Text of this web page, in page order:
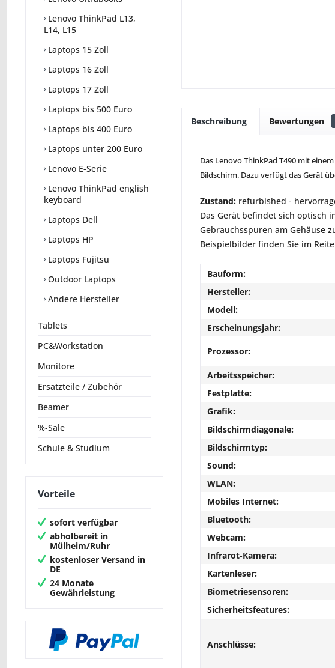
Lenovo ThinkPad L13,
L14, L15
Laptops 15 Zoll
Laptops 16 Zoll
Laptops 17 Zoll
Laptops bis 500 Euro
Laptops bis 400 Euro
Laptops unter 200 Euro
Lenovo E-Serie
Lenovo ThinkPad english
keyboard
Laptops Dell
Laptops HP
Laptops Fujitsu
Outdoor Laptops
Andere Hersteller
Tablets
PC&Workstation
Monitore
Ersatzteile / Zubehör
Beamer
%-Sale
Schule & Studium
Vorteile
sofort verfügbar
abholbereit in
Mülheim/Ruhr
kostenloser Versand in
DE
24 Monate
Gewährleistung
Beschreibung Bewertungen
Das Lenovo ThinkPad T490 mit
Bildschirm. Dazu verfügt das Gerät
Zustand: refurbished -
Das Gerät befindet sich optisch
Gebrauchsspuren am Gehäuse
Beispielbilder finden Sie im
Bauform:
Hersteller:
Modell:
Erscheinungsjahr:
Prozessor:
Arbeitsspeicher:
Festplatte:
Grafik:
Bildschirmdiagonale:
Bildschirmtyp:
Sound:
WLAN:
Mobiles Internet:
Bluetooth:
Webcam:
Infrarot-Kamera:
Kartenleser:
Biometriesensoren:
Sicherheitsfeatures:
Anschlüsse: